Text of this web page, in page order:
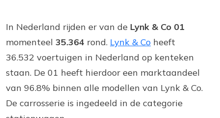
In Nederland rijden er van de Lynk & Co 01
momenteel 35.364 rond. Lynk & Co heeft
36.532 voertuigen in Nederland op kenteken
staan. De 01 heeft hierdoor een marktaandeel
van 96.8% binnen alle modellen van Lynk & Co.
De carrosserie is ingedeeld in de categorie